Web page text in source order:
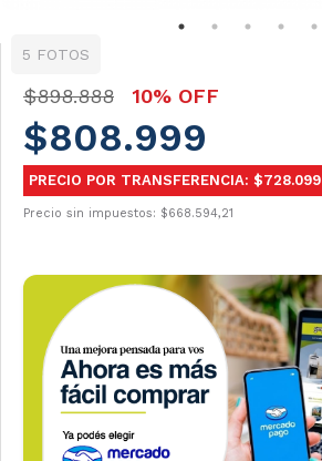
5 FOTOS
$898.888 10% OFF
$808.999
PRECIO POR TRANSFERENCIA: $728.099
Precio sin impuestos: $668.594,21